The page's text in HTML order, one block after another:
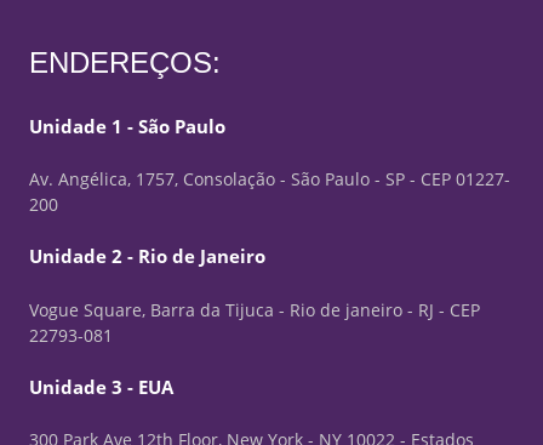
ENDEREÇOS:
Unidade 1 - São Paulo
Av. Angélica, 1757, Consolação - São Paulo - SP - CEP 01227-
200
Unidade 2 - Rio de Janeiro
Vogue Square, Barra da Tijuca - Rio de janeiro - RJ - CEP
22793-081
Unidade 3 - EUA
300 Park Ave 12th Floor, New York - NY 10022 - Estados